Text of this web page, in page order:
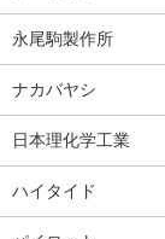
永尾駒製作所
ナカバヤシ
日本理化学工業
ハイタイド